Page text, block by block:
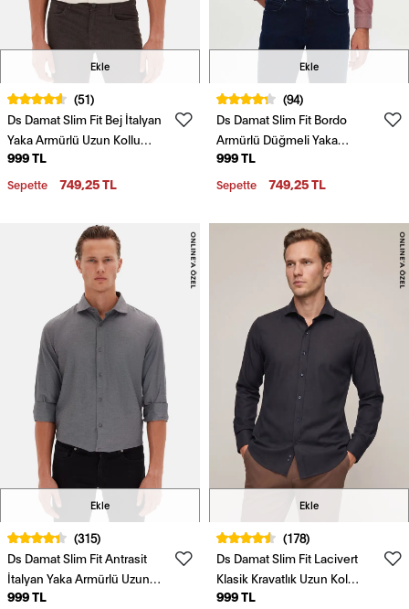
Ekle
(51)
Ds Damat Slim Fit Bej İtalyan
Yaka Armürlü Uzun Kollu
Kolay Ütülenebilir Nefes
Alan Dört Mevsim Gömlek
999 TL
Sepette 749,25 TL
Ekle
(94)
Ds Damat Slim Fit Bordo
Armürlü Düğmeli Yaka
Pamuklu Gömlek
999 TL
Sepette 749,25 TL
Ekle
(315)
Ds Damat Slim Fit Antrasit
İtalyan Yaka Armürlü Uzun
Kollu Kolay Ütülenebilir
999 TL
Ekle
(178)
Ds Damat Slim Fit Lacivert
Klasik Kravatlık Uzun Kol
Kolay Ütülenebilir Gömlek
999 TL